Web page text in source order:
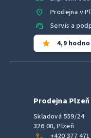
location_on Prodejna v
support_agent Servis a
star 4,9
Prodejna Plzeň
Skladová 559/24
326 00, Plzeň